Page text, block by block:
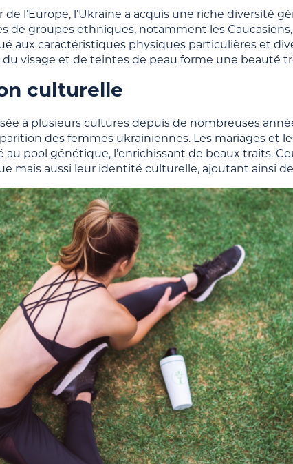
de l’Europe, l’Ukraine a acquis une riche diversité
de groupes ethniques, notamment les
aux caractéristiques physiques particulières et
visage et de teintes de peau forme une beauté
culturelle
à plusieurs cultures depuis de nombreuses
des femmes ukrainiennes. Les mariages et
au pool génétique, l’enrichissant de beaux traits.
mais aussi leur identité culturelle, ajoutant ainsi